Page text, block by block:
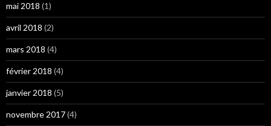
mai 2018 (1)
avril 2018 (2)
mars 2018 (4)
février 2018 (4)
janvier 2018 (5)
novembre 2017(4)